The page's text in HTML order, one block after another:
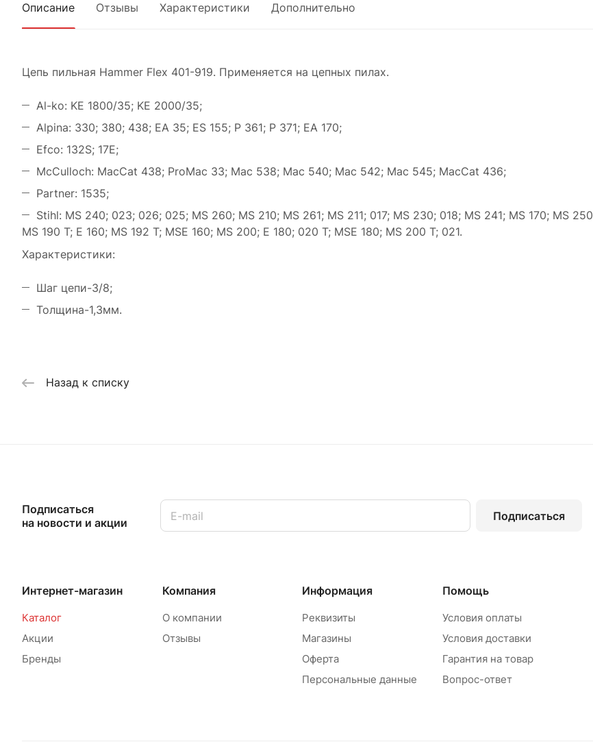
Описание Отзывы Характеристики Дополнительно
Цепь пильная Hammer Flex 401-919. Применяется на цепных пилах.
Al-ko: KE 1800/35; KE 2000/35;
Alpina: 330; 380; 438; EA 35; ES 155; P 361; P 371; EA 170;
Efco: 132S; 17E;
McCulloch: MacCat 438; ProMac 33; Mac 538; Mac 540; Mac 542; Mac 545; MacCat 436;
Partner: 1535;
Stihl: MS 240; 023; 026; 025; MS 260; MS 210; MS 261; MS 211; 017; MS 230; 018; MS 241; MS 170; MS
MS 190 T; E 160; MS 192 T; MSE 160; MS 200; E 180; 020 T; MSE 180; MS 200 T; 021.
Характеристики:
Шаг цепи-3/8;
Толщина-1,3мм.
Назад к списку
Подписаться
на новости и акции
Подписаться
Интернет-магазин
Каталог
Акции
Бренды
Компания
О компании
Отзывы
Информация
Реквизиты
Магазины
Оферта
Персональные данные
Помощь
Условия оплаты
Условия доставки
Гарантия на товар
Вопрос-ответ